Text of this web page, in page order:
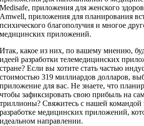
Medisafe, приложения для женского
Amwell, приложения для планирования
психического благополучия и многое
медицинских приложений.
Итак, какое из них, по вашему мнению,
идеей разработки телемедицинских
стране? Если вы хотите стать частью
стоимостью 319 миллиардов долларов,
приложение для вас. Не знаете, что
чтобы зафиксировать свою прибыль на
триллионы? Свяжитесь с нашей командой
разработке медицинских приложений,
идеальном направлении.